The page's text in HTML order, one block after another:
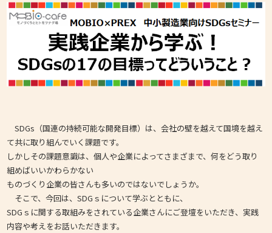
SDGs（国連の持続可能な開発目標）は、会社の壁を越えて国境を越え
て共に取り組んでいく課題です。
しかしその課題意識は、個人や企業によってさまざまで、何をどう取り
組めばいいかわらかない
ものづくり企業の皆さんも多いのではないでしょうか。
そこで、今回は、SDGｓについて学ぶとともに、
SDGｓに関する取組みをされている企業さんにご登壇をいただき、実践
内容や考えをお話いただきます。